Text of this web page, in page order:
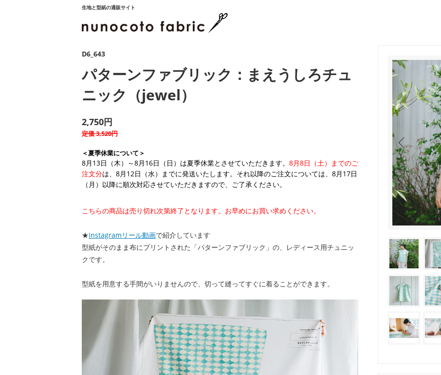
生地と型紙の通販サイト
D6_643
パターンファブリック：まえうしろチュ
ニック（jewel）
2,750円
定価 3,520円
＜夏季休業について＞
8月13日（木）～8月16日（日）は夏季休業とさせていただきます。 8月8日（土）までのご
注文分は、8月12日（水）までに発送いたします。それ以降のご注文については、8月17日
（月）以降に順次対応させていただきますので、ご了承ください。
こちらの商品は売り切れ次第終了となります。お早めにお買い求めください。
★Instagramリール動画で紹介しています
型紙がそのまま布にプリントされた「パターンファブリック」の、レディース用チュニッ
クです。
型紙を用意する手間がいりませんので、切って縫ってすぐに着ることができます。